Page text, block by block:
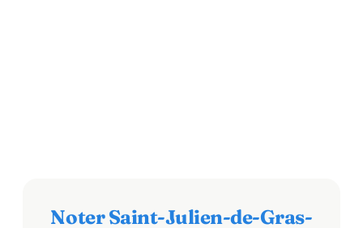
Noter Saint-Julien-de-Gras-